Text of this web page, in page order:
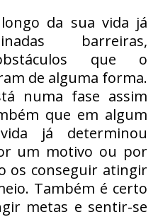
da sua vida já
barreiras,
que o
de alguma forma.
numa fase assim
que em algum
já determinou
um motivo ou por
os conseguir atingir
Também é certo
metas e sentir-se